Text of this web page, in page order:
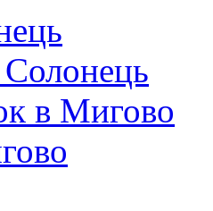
в Мигово